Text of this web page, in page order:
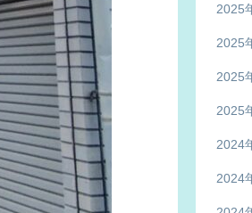
2025
2025
2025
2025
2024
2024